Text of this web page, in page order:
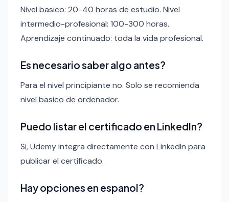
Nivel basico: 20-40 horas de estudio. Nivel
intermedio-profesional: 100-300 horas.
Aprendizaje continuado: toda la vida profesional.
Es necesario saber algo antes?
Para el nivel principiante no. Solo se recomienda
nivel basico de ordenador.
Puedo listar el certificado en LinkedIn?
Si, Udemy integra directamente con LinkedIn para
publicar el certificado.
Hay opciones en espanol?